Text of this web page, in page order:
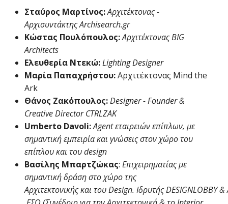
Σταύρος Μαρτίνος:Αρχιτέκτονας -
Αρχισυντάκτης Archisearch.gr
Κώστας Πουλόπουλος:Αρχιτέκτονας BIG
Architects
Ελευθερία Ντεκώ: Lighting Designer
Μαρία Παπαχρήστου:Αρχιτέκτονας Mind the
Ark
Θάνος Ζακόπουλος: Designer - Founder &
Creative Director CTRLZAK
Umberto Davoli:Agent εταιρειών επίπλων, με
σημαντική εμπειρία και γνώσεις στον χώρο του
επίπλου και του design
Βασίλης Μπαρτζώκας: Επιχειρηματίας με
σημαντική δράση στο χώρο της
Αρχιτεκτονικής και του Design. Ιδρυτής DESIGNLOBBY &